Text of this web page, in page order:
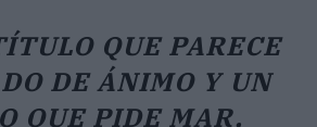
QUE PARECE
DE ÁNIMO Y UN
QUE PIDE MAR,